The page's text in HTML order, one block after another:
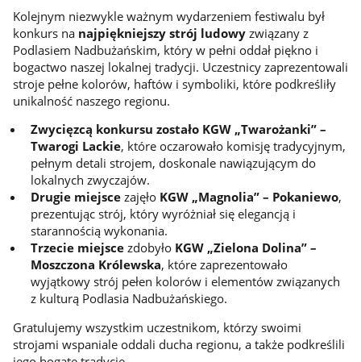
Kolejnym niezwykle ważnym wydarzeniem festiwalu był
konkurs na najpiękniejszy strój ludowyzwiązany z
Podlasiem Nadbużańskim, który w pełni oddał piękno i
bogactwo naszej lokalnej tradycji. Uczestnicy zaprezentowali
stroje pełne kolorów, haftów i symboliki, które podkreśliły
unikalność naszego regionu.
Zwycięzcą konkursu zostało KGW „Twarożanki” –
Twarogi Lackie, które oczarowało komisję tradycyjnym,
pełnym detali strojem, doskonale nawiązującym do
lokalnych zwyczajów.
Drugie miejscezajęło KGW „Magnolia” – Pokaniewo,
prezentując strój, który wyróżniał się elegancją i
starannością wykonania.
Trzecie miejscezdobyło KGW „Zielona Dolina” –
Moszczona Królewska, które zaprezentowało
wyjątkowy strój pełen kolorów i elementów związanych
z kulturą Podlasia Nadbużańskiego.
Gratulujemy wszystkim uczestnikom, którzy swoimi
strojami wspaniale oddali ducha regionu, a także podkreślili